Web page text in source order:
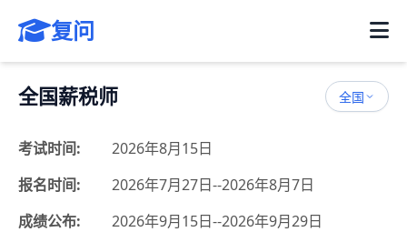
复问
全国薪税师 全国
考试时间:
2026年8月15日
报名时间:
2026年7月27日--2026年8月7日
成绩公布:
2026年9月15日--2026年9月29日